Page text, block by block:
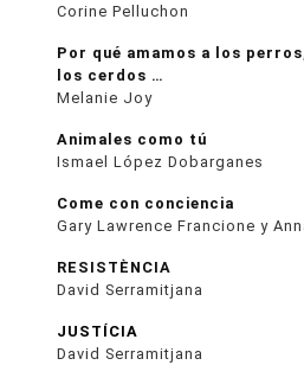
Corine Pelluchon
Por qué amamos a los
los cerdos …
Melanie Joy
Animales como tú
Ismael López Dobarganes
Come con conciencia
Gary Lawrence Francione y
RESISTÈNCIA
David Serramitjana
JUSTÍCIA
David Serramitjana